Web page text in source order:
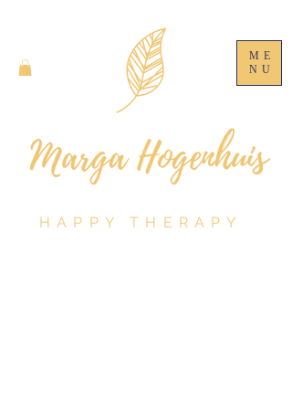
ME
NU
HAPPY THERAPY